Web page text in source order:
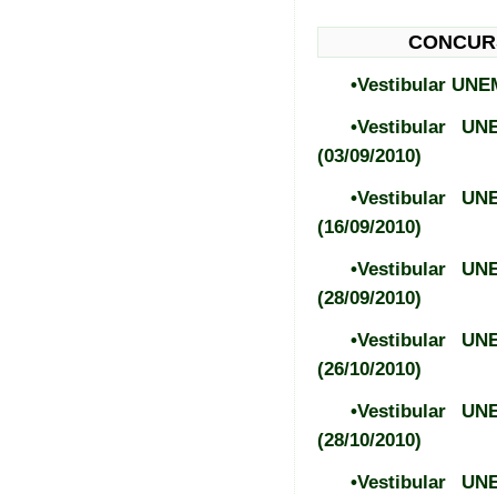
•Vestibular
•Vestibular
(03/09/2010)
•Vestibular
(16/09/2010)
•Vestibular
(28/09/2010)
•Vestibular
(26/10/2010)
•Vestibular
(28/10/2010)
•Vestibular